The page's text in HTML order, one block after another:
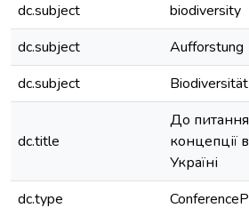
dc.subject
biodiversity
dc.subject
Aufforstung
dc.subject
Biodiversität
dc.title
До
концепції
Україні
dc.type